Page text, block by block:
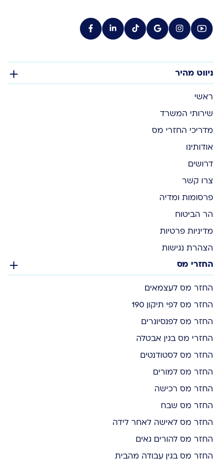
ניווט מהיר
ראשי
שירותי המשרד
מדריכי החזרי מס
אודותינו
דרושים
צרו קשר
פרסומות ומדיה
הר הביטוח
מדיניות פרטיות
הצהרת נגישות
החזרי מס
החזר מס לעצמאים
החזר מס לפי תיקון 190
החזר מס לפנסיונרים
החזרי מס בגין אבטלה
החזר מס לסטודנטים
החזר מס למורים
החזר מס רכישה
החזר מס שבח
החזר מס לאישה לאחר לידה
החזר מס להורים גאים
החזר מס בגין עבודה מהבית